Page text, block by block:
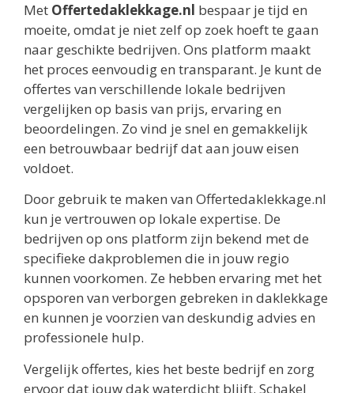
Met Offertedaklekkage.nl bespaar je tijd en
moeite, omdat je niet zelf op zoek hoeft te gaan
naar geschikte bedrijven. Ons platform maakt
het proces eenvoudig en transparant. Je kunt de
offertes van verschillende lokale bedrijven
vergelijken op basis van prijs, ervaring en
beoordelingen. Zo vind je snel en gemakkelijk
een betrouwbaar bedrijf dat aan jouw eisen
voldoet.
Door gebruik te maken van Offertedaklekkage.nl
kun je vertrouwen op lokale expertise. De
bedrijven op ons platform zijn bekend met de
specifieke dakproblemen die in jouw regio
kunnen voorkomen. Ze hebben ervaring met het
opsporen van verborgen gebreken in daklekkage
en kunnen je voorzien van deskundig advies en
professionele hulp.
Vergelijk offertes, kies het beste bedrijf en zorg
ervoor dat jouw dak waterdicht blijft. Schakel